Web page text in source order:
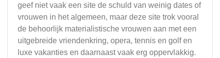
geef niet vaak een site de schuld van weinig dates of
vrouwen in het algemeen, maar deze site trok vooral
de behoorlijk materialistische vrouwen aan met een
uitgebreide vriendenkring, opera, tennis en golf en
luxe vakanties en daarnaast vaak erg oppervlakkig.